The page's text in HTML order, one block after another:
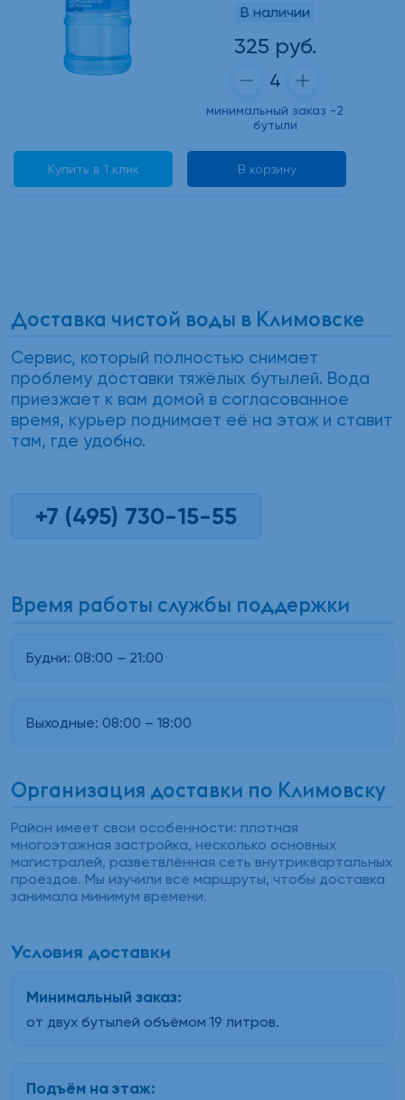
В наличии
325 руб.
минимальный заказ -2
бутыли
Купить в 1 клик В корзину
Доставка чистой воды в Климовске
Сервис, который полностью снимает
проблему доставки тяжёлых бутылей. Вода
приезжает к вам домой в согласованное
время, курьер поднимает её на этаж и ставит
там, где удобно.
+7 (495) 730-15-55
Время работы службы поддержки
Будни: 08:00 – 21:00
Выходные: 08:00 – 18:00
Организация доставки по Климовску
Район имеет свои особенности: плотная
многоэтажная застройка, несколько основных
магистралей, разветвлённая сеть внутриквартальных
проездов. Мы изучили все маршруты, чтобы доставка
занимала минимум времени.
Условия доставки
Минимальный заказ:
от двух бутылей объёмом 19 литров.
Подъём на этаж: